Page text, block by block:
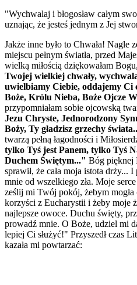
"Wychwalaj i błogosław całym
uznając, że jesteś jednym z Jej
Jakże inne było to Chwała! Nagle
miejscu pełnym światła, przed
wielką miłością dziękowałam
Twojej wielkiej chwały,
uwielbiamy Ciebie, oddajemy Ci
Boże, Królu Nieba, Boże Ojcze
przypomniałam sobie ojcowską
Jezu Chryste, Jednorodzony
Boży, Ty gładzisz grzechy
twarzą pełną łagodności i
tylko Tyś jest Panem, tylko Tyś
Duchem Świętym..." Bóg pięknej
sprawił, że cała moja istota drży...
mnie od wszelkiego zła. Moje
ześlij mi Twój pokój, żebym
korzyści z Eucharystii i żeby moje
najlepsze owoce. Duchu święty,
prowadź mnie. O Boże, udziel mi
lepiej Ci służyć!" Przyszedł czas
kazała mi powtarzać: